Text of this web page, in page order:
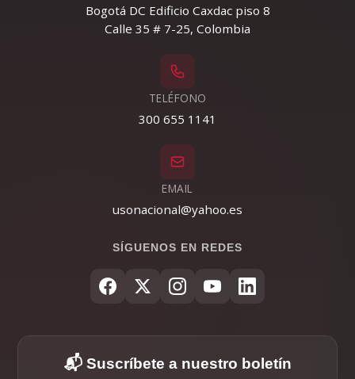
Bogotá DC Edificio Caxdac piso 8
Calle 35 # 7-25, Colombia
TELÉFONO
300 655 1141
EMAIL
usonacional@yahoo.es
SÍGUENOS EN REDES
📬 Suscríbete a nuestro boletín